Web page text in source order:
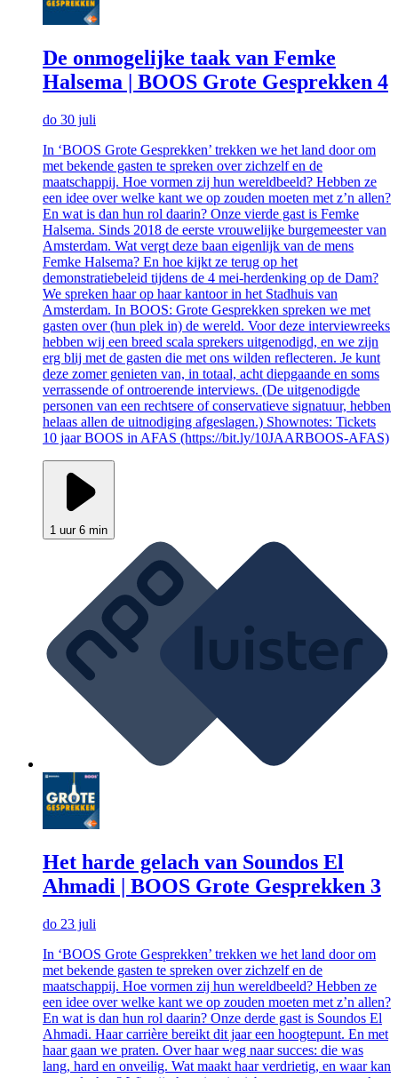
De onmogelijke taak van Femke
Halsema | BOOS Grote Gesprekken 4
do 30 juli
In ‘BOOS Grote Gesprekken’ trekken we het land door om
met bekende gasten te spreken over zichzelf en de
maatschappij. Hoe vormen zij hun wereldbeeld? Hebben ze
een idee over welke kant we op zouden moeten met z’n allen?
En wat is dan hun rol daarin? Onze vierde gast is Femke
Halsema. Sinds 2018 de eerste vrouwelijke burgemeester van
Amsterdam. Wat vergt deze baan eigenlijk van de mens
Femke Halsema? En hoe kijkt ze terug op het
demonstratiebeleid tijdens de 4 mei-herdenking op de Dam?
We spreken haar op haar kantoor in het Stadhuis van
Amsterdam. In BOOS: Grote Gesprekken spreken we met
gasten over (hun plek in) de wereld. Voor deze interviewreeks
hebben wij een breed scala sprekers uitgenodigd, en we zijn
erg blij met de gasten die met ons wilden reflecteren. Je kunt
deze zomer genieten van, in totaal, acht diepgaande en soms
verrassende of ontroerende interviews. (De uitgenodigde
personen van een rechtsere of conservatieve signatuur, hebben
helaas allen de uitnodiging afgeslagen.) Shownotes: Tickets
10 jaar BOOS in AFAS (https://bit.ly/10JAARBOOS-AFAS)
1 uur 6 min
Het harde gelach van Soundos El
Ahmadi | BOOS Grote Gesprekken 3
do 23 juli
In ‘BOOS Grote Gesprekken’ trekken we het land door om
met bekende gasten te spreken over zichzelf en de
maatschappij. Hoe vormen zij hun wereldbeeld? Hebben ze
een idee over welke kant we op zouden moeten met z’n allen?
En wat is dan hun rol daarin? Onze derde gast is Soundos El
Ahmadi. Haar carrière bereikt dit jaar een hoogtepunt. En met
haar gaan we praten. Over haar weg naar succes: die was
lang, hard en onveilig. Wat maakt haar verdrietig, en waar kan